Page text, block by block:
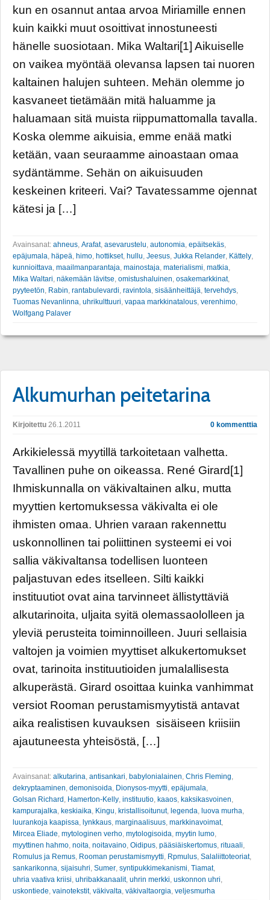
kun en osannut antaa arvoa Miriamille ennen
kuin kaikki muut osoittivat innostuneesti
hänelle suosiotaan. Mika Waltari[1] Aikuiselle
on vaikea myöntää olevansa lapsen tai nuoren
kaltainen halujen suhteen. Mehän olemme jo
kasvaneet tietämään mitä haluamme ja
haluamaan sitä muista riippumattomalla tavalla.
Koska olemme aikuisia, emme enää matki
ketään, vaan seuraamme ainoastaan omaa
sydäntämme. Sehän on aikuisuuden
keskeinen kriteeri. Vai? Tavatessamme ojennat
kätesi ja […]
Avainsanat: ahneus Arafat, asevarustelu autonomia epäitsekäs
epäjumala häpeä himo hottikset, hullu Jeesus Jukka Relander Kättely
kunnioittava maailmanparantaja mainostaja materialismi matkia
Mika Waltari näkemään lävitse omistushaluinen osakemarkkinat,
pyyteetön Rabin rantabulevardi ravintola sisäänheittäjä tervehdys
Tuomas Nevanlinna uhrikulttuuri vapaa markkinatalous verenhimo
Wolfgang Palaver
Alkumurhan peitetarina
Kirjoitettu 26.1.2011 0 kommenttia
Arkikielessä myytillä tarkoitetaan valhetta.
Tavallinen puhe on oikeassa. René Girard[1]
Ihmiskunnalla on väkivaltainen alku, mutta
myyttien kertomuksessa väkivalta ei ole
ihmisten omaa. Uhrien varaan rakennettu
uskonnollinen tai poliittinen systeemi ei voi
sallia väkivaltansa todellisen luonteen
paljastuvan edes itselleen. Silti kaikki
instituutiot ovat aina tarvinneet ällistyttäviä
alkutarinoita, uljaita syitä olemassaololleen ja
yleviä perusteita toiminnoilleen. Juuri sellaisia
valtojen ja voimien myyttiset alkukertomukset
ovat, tarinoita instituutioiden jumalallisesta
alkuperästä. Girard osoittaa kuinka vanhimmat
versiot Rooman perustamismyytistä antavat
aika realistisen kuvauksen sisäiseen kriisiin
ajautuneesta yhteisöstä, […]
Avainsanat: alkutarina, antisankari, babylonialainen, Chris Fleming,
dekryptaaminen, demonisoida, Dionysos-myytti, epäjumala,
Golsan Richard , Hamerton-Kelly, instituutio, kaaos, kaksikasvoinen,
kampurajalka, keskiaika, Kingu, kristallisoitunut, legenda, luova murha,
luurankoja kaapissa, lynkkaus, marginaalisuus, markkinavoimat,
Mircea Eliade, mytologinen verho, mytologisoida, myytin lumo,
myyttinen hahmo, noita, noitavaino, Oidipus, pääsiäiskertomus, rituaali,
Romulus ja Remus, Rooman perustamismyytti, Rpmulus, Salaliittoteoriat,
sankarikonna, sijaisuhri, Sumer, syntipukkimekanismi, Tiamat,
uhria vaativa kriisi, uhribakkanaalit, uhrin merkki, uskonnon uhri,
uskontiede, vainotekstit, väkivalta, väkivaltaorgia, veljesmurha